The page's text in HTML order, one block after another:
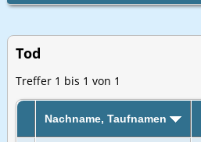
Tod
Treffer 1 bis 1 von 1
Nachname, Taufnamen